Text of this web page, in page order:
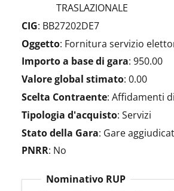
TRASLAZIONALE
CIG: BB27202DE7
Oggetto: Fornitura servizio
Importo a base di gara: 950.00
Valore global stimato: 0.00
Scelta Contraente: Affidamenti
Tipologia d'acquisto: Servizi
Stato della Gara: Gare
PNRR: No
Nominativo RUP